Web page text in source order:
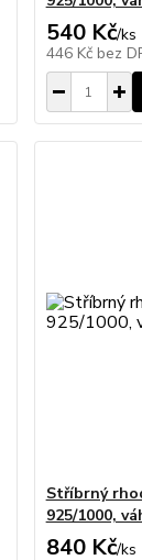
540 Kč/ks
446 Kč bez
Stříbrný
925/1000,
840 Kč/ks